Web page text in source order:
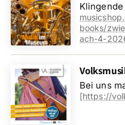
books/
ach-4-
Bei uns
[https://